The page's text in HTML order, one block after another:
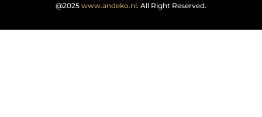
@2025 www.andeko.nl. All Right Reserved.